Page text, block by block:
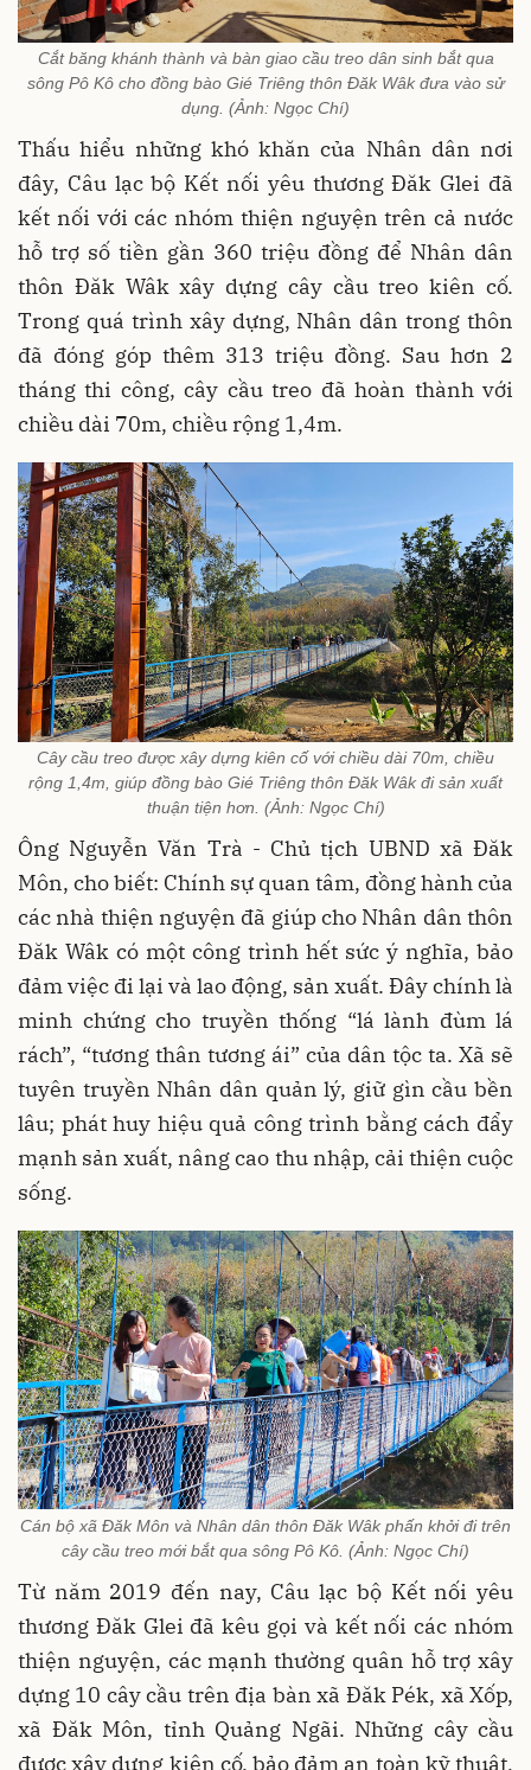
Cắt băng khánh thành và bàn giao cầu treo dân sinh bắt qua
sông Pô Kô cho đồng bào Gié Triêng thôn Đăk Wâk đưa vào sử
dụng. (Ảnh: Ngọc Chí)
Thấu hiểu những khó khăn của Nhân dân nơi
đây, Câu lạc bộ Kết nối yêu thương Đăk Glei đã
kết nối với các nhóm thiện nguyện trên cả nước
hỗ trợ số tiền gần 360 triệu đồng để Nhân dân
thôn Đăk Wâk xây dựng cây cầu treo kiên cố.
Trong quá trình xây dựng, Nhân dân trong thôn
đã đóng góp thêm 313 triệu đồng. Sau hơn 2
tháng thi công, cây cầu treo đã hoàn thành với
chiều dài 70m, chiều rộng 1,4m.
Cây cầu treo được xây dựng kiên cố với chiều dài 70m, chiều
rộng 1,4m, giúp đồng bào Gié Triêng thôn Đăk Wâk đi sản xuất
thuận tiện hơn. (Ảnh: Ngọc Chí)
Ông Nguyễn Văn Trà - Chủ tịch UBND xã Đăk
Môn, cho biết: Chính sự quan tâm, đồng hành của
các nhà thiện nguyện đã giúp cho Nhân dân thôn
Đăk Wâk có một công trình hết sức ý nghĩa, bảo
đảmviệc đi lại và lao động, sản xuất. Đây chính là
minh chứng cho truyền thống “lá lành đùm lá
rách”, “tương thân tương ái” của dân tộc ta. Xã sẽ
tuyên truyền Nhân dân quản lý, giữ gìn cầu bền
lâu; phát huy hiệu quả công trình bằng cách đẩy
mạnh sản xuất, nâng cao thu nhập, cải thiện cuộc
sống.
Cán bộ xã Đăk Môn và Nhân dân thôn Đăk Wâk phấn khởi đi trên
cây cầu treo mới bắt qua sông Pô Kô. (Ảnh: Ngọc Chí)
Từ năm 2019 đến nay, Câu lạc bộ Kết nối yêu
thương Đăk Glei đã kêu gọi và kết nối các nhóm
thiện nguyện, các mạnh thường quân hỗ trợ xây
dựng 10 cây cầu trên địa bàn xã Đăk Pék, xã Xốp,
xã Đăk Môn, tỉnh Quảng Ngãi. Những cây cầu
được xây dựng kiên cố, bảo đảm an toàn kỹ thuật,